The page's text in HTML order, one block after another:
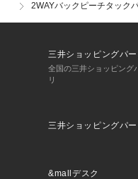
2WAYバックピーチタック
三井ショッピングパー
全国の三井ショッピング
リ
三井ショッピングパー
&mallデスク